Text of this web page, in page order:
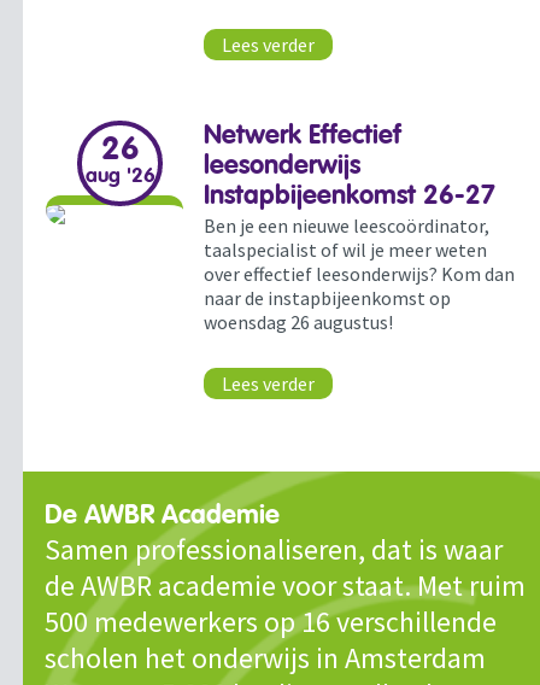
Lees verder
26
aug '26
Netwerk Effectief
leesonderwijs
Instapbijeenkomst 26-27
Ben je een nieuwe leescoördinator,
taalspecialist of wil je meer weten
over effectief leesonderwijs? Kom dan
naar de instapbijeenkomst op
woensdag 26 augustus!
Lees verder
De AWBR Academie
Samen professionaliseren, dat is waar
de AWBR academie voor staat. Met ruim
500 medewerkers op 16 verschillende
scholen het onderwijs in Amsterdam